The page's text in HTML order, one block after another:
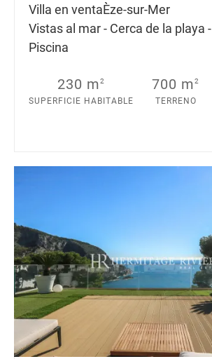
Villa en ventaÈze-sur-Mer
Vistas al mar - Cerca de la playa -
Piscina
230 m2
SUPERFICIE HABITABLE
700 m2
TERRENO